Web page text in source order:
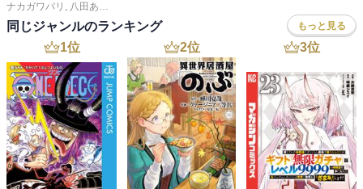
ナカガワパリ , 八田あかり
同じジャンルのランキング もっと見る
1位 2位 3位